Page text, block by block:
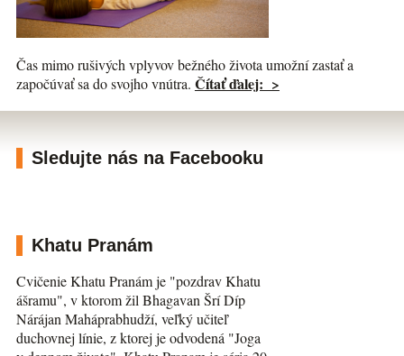
Čas mimo rušivých vplyvov bežného života umožní zastať a
započúvať sa do svojho vnútra. Čítať ďalej: >
Sledujte nás na Facebooku
Khatu Pranám
Cvičenie Khatu Pranám je "pozdrav Khatu
ášramu", v ktorom žil Bhagavan Šrí Díp
Nárájan Maháprabhudží, veľký učiteľ
duchovnej línie, z ktorej je odvodená "Joga